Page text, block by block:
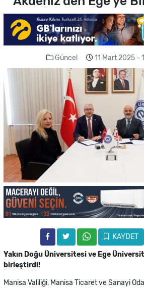
Güncel 11 Mart 2025 -
KAYDET
Yakın Doğu Üniversitesi ve Ege
birleştirdi!
Manisa Valiliği, Manisa Ticaret ve Sanayi